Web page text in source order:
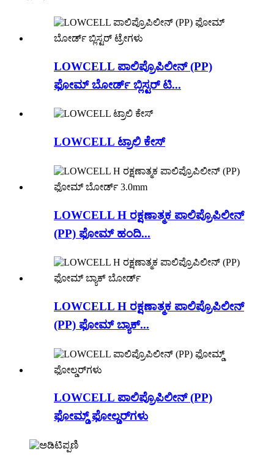
LOWCELL ಪಾಲಿಪ್ರೊಪಿಲೀನ್ (PP)
ಫೋಮ್ ಬೋರ್ಡ್ ಬ್ಲಿಸ್ಟರ್ ಟಿ...
LOWCELL ಟ್ರಾಲಿ ಕೇಸ್
LOWCELL H ರಕ್ಷಣಾತ್ಮಕ ಪಾಲಿಪ್ರೊಪಿಲೀನ್
(PP) ಫೋಮ್ ಹಂದಿ...
LOWCELL H ರಕ್ಷಣಾತ್ಮಕ ಪಾಲಿಪ್ರೊಪಿಲೀನ್
(PP) ಫೋಮ್ ಬ್ಯಾಕ್...
LOWCELL ಪಾಲಿಪ್ರೊಪಿಲೀನ್ (PP)
ಫೋಮ್ಡ್ ಫೋಲ್ಡರ್‌ಗಳು